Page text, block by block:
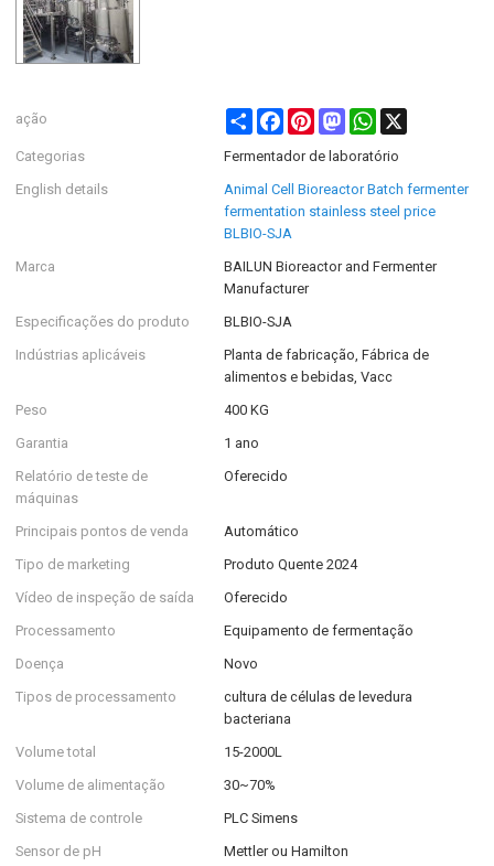
ação Share FacebookPinterestMastodonWhatsApp
Categorias
Fermentador de laboratório
English details
Animal Cell Bioreactor Batch fermenter
fermentation stainless steel price
BLBIO-SJA
Marca
BAILUN Bioreactor and Fermenter
Manufacturer
Especificações do produto
BLBIO-SJA
Indústrias aplicáveis
Planta de fabricação, Fábrica de
alimentos e bebidas, Vacc
Peso
400 KG
Garantia
1 ano
Relatório de teste de
máquinas
Oferecido
Principais pontos de venda
Automático
Tipo de marketing
Produto Quente 2024
Vídeo de inspeção de saída
Oferecido
Processamento
Equipamento de fermentação
Doença
Novo
Tipos de processamento
cultura de células de levedura
bacteriana
Volume total
15-2000L
Volume de alimentação
30~70%
Sistema de controle
PLC Simens
Sensor de pH
Mettler ou Hamilton